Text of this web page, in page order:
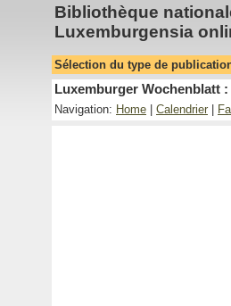
Bibliothèque
Luxemburgensia
Sélection du type de
Luxemburger Wochenblatt
Navigation: Home Calendrier